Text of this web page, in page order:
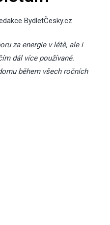
BydletČesky.cz
za energie v létě, ale i
dál více používané.
během všech ročních